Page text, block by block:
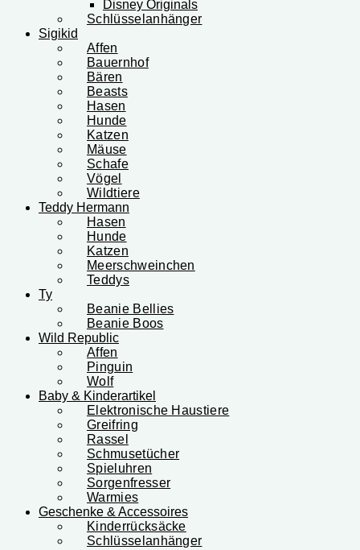
Disney Originals
Schlüsselanhänger
Sigikid
Affen
Bauernhof
Bären
Beasts
Hasen
Hunde
Katzen
Mäuse
Schafe
Vögel
Wildtiere
Teddy Hermann
Hasen
Hunde
Katzen
Meerschweinchen
Teddys
Ty
Beanie Bellies
Beanie Boos
Wild Republic
Affen
Pinguin
Wolf
Baby & Kinderartikel
Elektronische Haustiere
Greifring
Rassel
Schmusetücher
Spieluhren
Sorgenfresser
Warmies
Geschenke & Accessoires
Kinderrücksäcke
Schlüsselanhänger